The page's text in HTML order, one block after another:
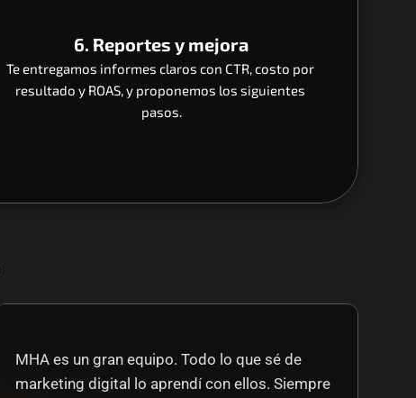
6. Reportes y mejora
Te entregamos informes claros con CTR, costo por
resultado y ROAS, y proponemos los siguientes
pasos.
MHA es un gran equipo. Todo lo que sé de
marketing digital lo aprendí con ellos. Siempre